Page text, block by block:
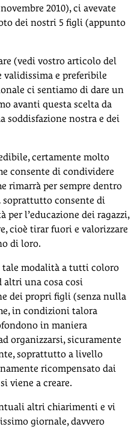
2010), ci avevate
dei nostri 5 figli (appunto
(vedi vostro articolo del
validissima e preferibile
ci sentiamo di dare un
avanti questa scelta da
soddisfazione nostra e dei
certamente molto
consente di condividere
rimarrà per sempre dentro
consente di
per l’educazione dei ragazzi,
cioè tirar fuori e valorizzare
di loro.
modalità a tutti coloro
altri una cosa cosi
dei propri figli (senza nulla
in condizioni talora
in maniera
organizzarsi, sicuramente
soprattutto a livello
ricompensato dai
viene a creare.
altri chiarimenti e vi
giornale, davvero